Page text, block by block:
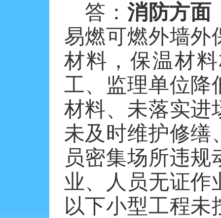
答： 消防方面
易燃可燃外墙外
材料，保温材
工、监理单位降
材料、未落实进
未及时维护修缮
员密集场所违
业、人员无证作
以下小型工程未